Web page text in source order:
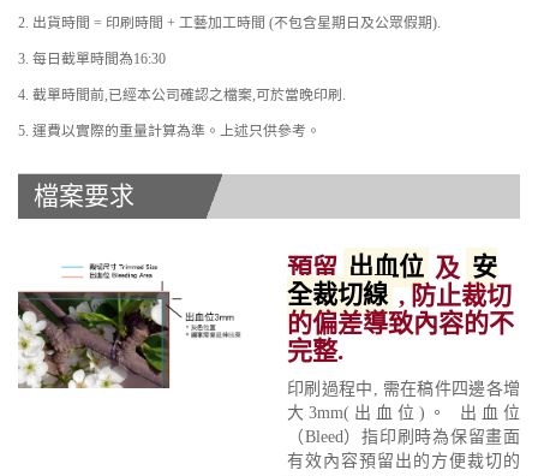
2. 出貨時間 = 印刷時間 + 工藝加工時間 (不包含星期日及公眾假期).
3. 每日截單時間為16:30
4. 截單時間前,已經本公司確認之檔案,可於當晚印刷.
5. 運費以實際的重量計算為準。上述只供參考。
檔案要求
預留 出血位 及 安
全裁切線, 防止裁切
的偏差導致內容的不
完整.
印刷過程中, 需在稿件四邊各增
大3mm(出血位)。 出血位
（Bleed）指印刷時為保留畫面
有效內容預留出的方便裁切的